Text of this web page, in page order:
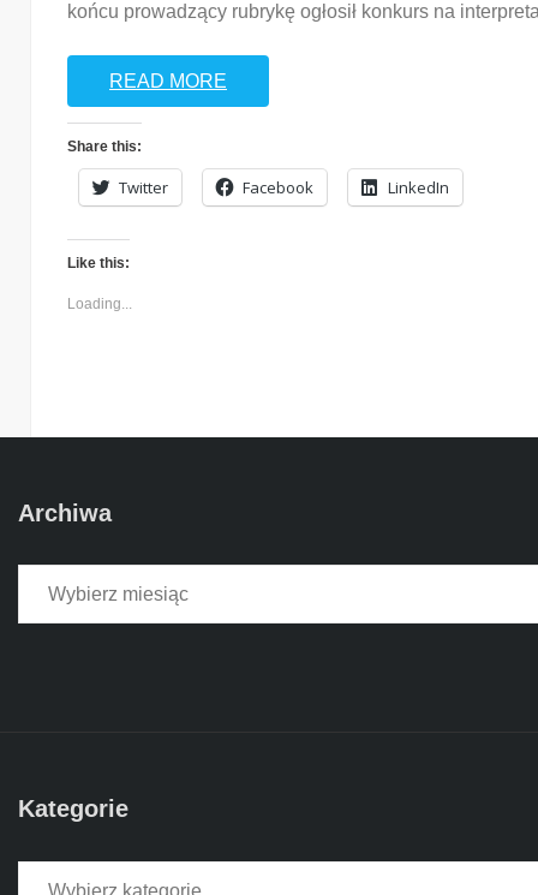
końcu prowadzący rubrykę ogłosił konkurs na
READ MORE
Share this:
Twitter Facebook LinkedIn
Like this:
Loading...
Archiwa
Kategorie
Kategorie